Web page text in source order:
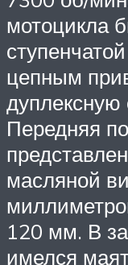
мотоцикла
цепным
Передняя
масляной
120 мм. В
имелся